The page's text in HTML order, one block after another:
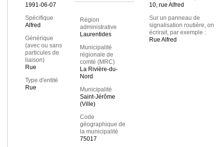
1991-06-07
Spécifique
Alfred
Générique
(avec ou sans
particules de
liaison)
Rue
Type d'entité
Rue
Région
administrative
Laurentides
Municipalité
régionale de
comté (MRC)
La Rivière-du-
Nord
Municipalité
Saint-Jérôme
(Ville)
Code
géographique de
la municipalité
75017
10, rue Alfred
Sur un panneau de
signalisation routière, on
écrirait, par exemple :
Rue Alfred